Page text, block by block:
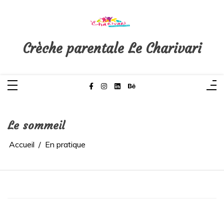
Crèche parentale Le Charivari
Le sommeil
Accueil En pratique